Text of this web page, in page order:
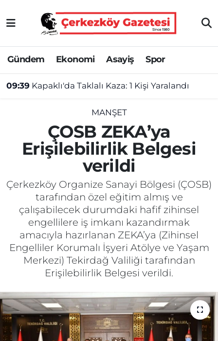
Gündem Ekonomi Asayiş Spor
09:39 Kapaklı'da Taklalı Kaza: 1 Kişi Yaralandı
MANŞET
ÇOSB ZEKA’ya
Erişilebilirlik Belgesi
verildi
Çerkezköy Organize Sanayi Bölgesi (ÇOSB)
tarafından özel eğitim almış ve
çalışabilecek durumdaki hafif zihinsel
engellilere iş imkanı kazandırmak
amacıyla hazırlanan ZEKA’ya (Zihinsel
Engelliler Korumalı İşyeri Atölye ve Yaşam
Merkezi) Tekirdağ Valiliği tarafından
Erişilebilirlik Belgesi verildi.
Asayiş
Ekonomi
Gündem
Kültür&Sanat
Manşet
SAĞLIK
Spor
Gizlilik Sözleşmesi
İletişim
Topluluk Kuralları
Yayın İlkeleri
Tekirdağ Nöbetçi Eczaneler
Tekirdağ Hava Durumu
Tekirdağ Namaz Vakitleri
Tekirdağ Trafik Yoğunluk Haritası
Süper Lig Puan Durumu ve Fikstür
Tüm Manşetler
Son Dakika Haberleri
Haber Arşivi